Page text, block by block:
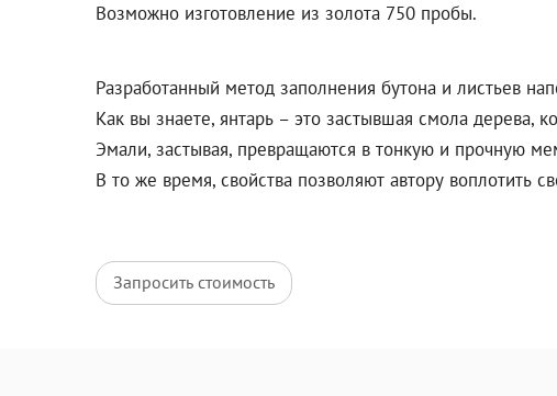
Возможно изготовление из золота 750 пробы.
Разработанный метод заполнения бутона и листьев
Как вы знаете, янтарь – это застывшая смола дерева,
Эмали, застывая, превращаются в тонкую и прочную
В то же время, свойства позволяют автору воплотить
Запросить стоимость